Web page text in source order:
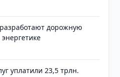
дорожную
уплатили 23,5 трлн.